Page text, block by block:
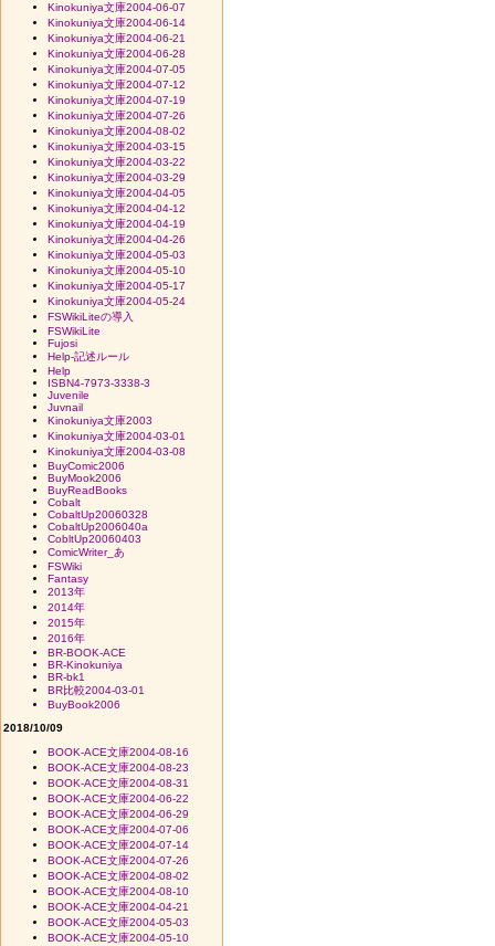
Kinokuniya文庫2004-06-07
Kinokuniya文庫2004-06-14
Kinokuniya文庫2004-06-21
Kinokuniya文庫2004-06-28
Kinokuniya文庫2004-07-05
Kinokuniya文庫2004-07-12
Kinokuniya文庫2004-07-19
Kinokuniya文庫2004-07-26
Kinokuniya文庫2004-08-02
Kinokuniya文庫2004-03-15
Kinokuniya文庫2004-03-22
Kinokuniya文庫2004-03-29
Kinokuniya文庫2004-04-05
Kinokuniya文庫2004-04-12
Kinokuniya文庫2004-04-19
Kinokuniya文庫2004-04-26
Kinokuniya文庫2004-05-03
Kinokuniya文庫2004-05-10
Kinokuniya文庫2004-05-17
Kinokuniya文庫2004-05-24
FSWikiLiteの導入
FSWikiLite
Fujosi
Help-記述ルール
Help
ISBN4-7973-3338-3
Juvenile
Juvnail
Kinokuniya文庫2003
Kinokuniya文庫2004-03-01
Kinokuniya文庫2004-03-08
BuyComic2006
BuyMook2006
BuyReadBooks
Cobalt
CobaltUp20060328
CobaltUp2006040a
CobltUp20060403
ComicWriter_あ
FSWiki
Fantasy
2013年
2014年
2015年
2016年
BR-BOOK-ACE
BR-Kinokuniya
BR-bk1
BR比較2004-03-01
BuyBook2006
2018/10/09
BOOK-ACE文庫2004-08-16
BOOK-ACE文庫2004-08-23
BOOK-ACE文庫2004-08-31
BOOK-ACE文庫2004-06-22
BOOK-ACE文庫2004-06-29
BOOK-ACE文庫2004-07-06
BOOK-ACE文庫2004-07-14
BOOK-ACE文庫2004-07-26
BOOK-ACE文庫2004-08-02
BOOK-ACE文庫2004-08-10
BOOK-ACE文庫2004-04-21
BOOK-ACE文庫2004-05-03
BOOK-ACE文庫2004-05-10